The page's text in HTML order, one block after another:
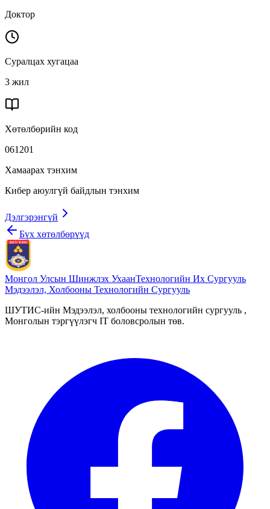
Доктор
Суралцах хугацаа
3 жил
Хөтөлбөрийн код
061201
Хамаарах тэнхим
Кибер аюулгүй байдлын тэнхим
Дэлгэрэнгүй
Бүх хөтөлбөрүүд
Монгол Улсын Шинжлэх УхаанТехнологийн Их Сургууль
Мэдээлэл, Холбооны Технологийн Сургууль
ШУТИС-ийн Мэдээлэл, холбооны технологийн сургууль ,
Монголын тэргүүлэгч IT боловсролын төв.